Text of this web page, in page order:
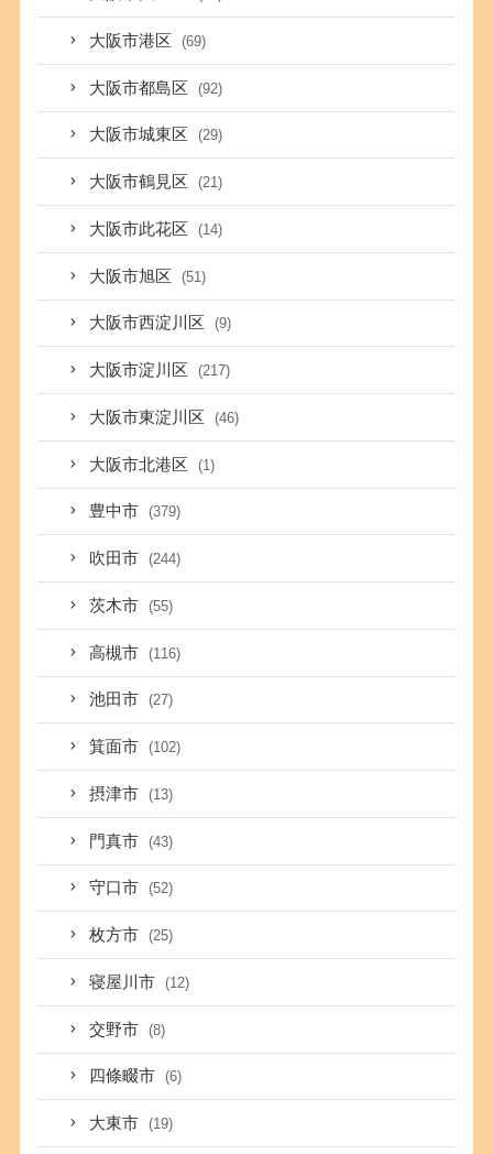
大阪市港区 (69)
大阪市都島区 (92)
大阪市城東区 (29)
大阪市鶴見区 (21)
大阪市此花区 (14)
大阪市旭区 (51)
大阪市西淀川区 (9)
大阪市淀川区 (217)
大阪市東淀川区 (46)
大阪市北港区 (1)
豊中市 (379)
吹田市 (244)
茨木市 (55)
高槻市 (116)
池田市 (27)
箕面市 (102)
摂津市 (13)
門真市 (43)
守口市 (52)
枚方市 (25)
寝屋川市 (12)
交野市 (8)
四條畷市 (6)
大東市 (19)